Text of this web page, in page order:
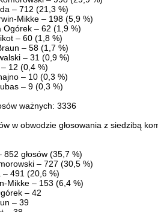
– 712 (21,3 %)
Mikke – 198 (5,9 %)
Ogórek – 62 (1,9 %)
– 60 (1,8 %)
– 58 (1,7 %)
– 31 (0,9 %)
12 (0,4 %)
– 10 (0,3 %)
– 9 (0,3 %)
ważnych: 3336
w obwodzie głosowania z siedzibą
852 głosów (35,7 %)
– 727 (30,5 %)
– 491 (20,6 %)
Mikke – 153 (6,4 %)
– 42
– 39